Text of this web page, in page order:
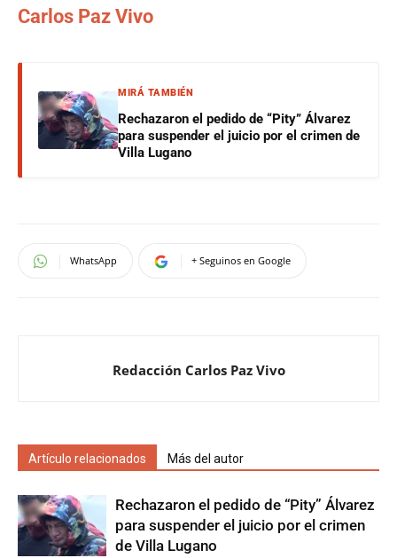
Carlos Paz Vivo
MIRÁ TAMBIÉN
Rechazaron el pedido de “Pity” Álvarez
para suspender el juicio por el crimen de
Villa Lugano
WhatsApp + Seguinos en Google
Redacción Carlos Paz Vivo
Artículo relacionados Más del autor
Rechazaron el pedido de “Pity” Álvarez
para suspender el juicio por el crimen
de Villa Lugano